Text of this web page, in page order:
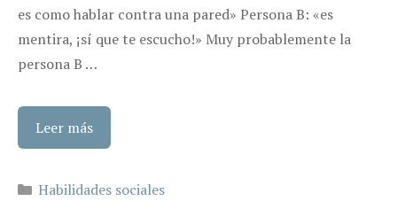
es como hablar contra una pared» Persona B: «es
mentira, ¡sí que te escucho!» Muy probablemente la
persona B …
Leer más
Categorías
Habilidades sociales